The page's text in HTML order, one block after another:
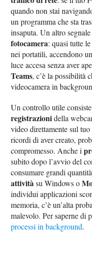
quando non stai
un programma che sta
insaputa. Un altro
fotocamera: quasi tutte
nei portatili, accendono
luce accesa senza aver
Teams, c’è la possibilità
videocamera in
Un controllo utile
registrazionidella
video direttamente sul
ricordi di aver creato,
compromesso. Anche i
subito dopo l’avvio del
consumare grandi
attivitàsu Windows o
individui applicazioni
memoria, c’è un’alta
malevolo. Per saperne di
processi in background.